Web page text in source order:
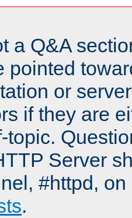
a Q&A
pointed
or
if they are
topic.
Server
#httpd,
.